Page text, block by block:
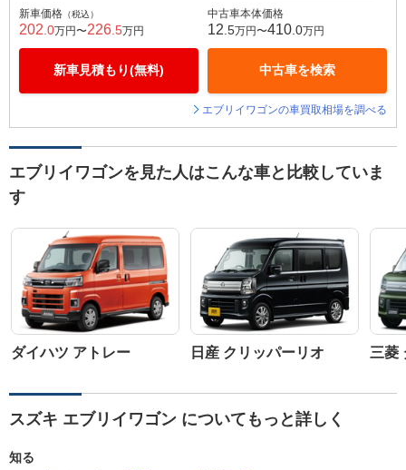
新車価格 （税込）
202 .0万円〜226 .5万円
新車見積もり(無料)
中古車本体価格
12 .5万円〜410 .0万円
中古車を検索
エブリイワゴンの車買取相場を調べる
エブリイワゴンを見た人はこんな車と比較していま
す
ダイハツ アトレー 日産 クリッパーリオ 三菱
スズキ エブリイワゴン についてもっと詳しく
知る